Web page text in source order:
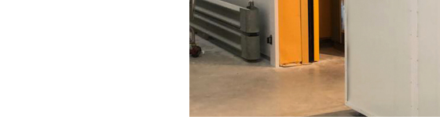
Холодильные откатные двери
Маятниковая и технологическая дверь